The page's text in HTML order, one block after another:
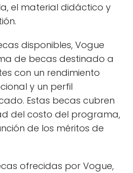
el material didáctico y
disponibles, Vogue
de becas destinado a
con un rendimiento
y un perfil
Estas becas cubren
del costo del programa,
de los méritos de
ofrecidas por Vogue,